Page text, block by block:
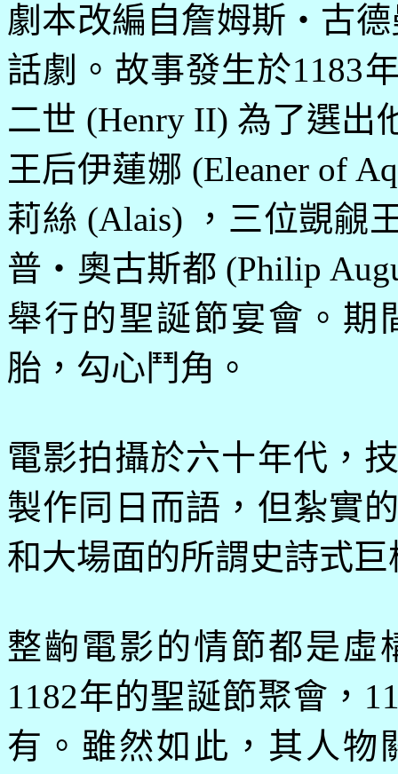
劇本改編自詹姆斯‧古德
話劇。故事發生於1183
二世 (Henry II) 為了選出
王后伊蓮娜 (Eleaner of
莉絲 (Alais)
，三位覬覦
普‧奧古斯都 (Philip
舉行的聖誕節宴會。期
胎，勾心鬥角。
電影拍攝於六十年代，
製作同日而語，但紮實
和大場面的所謂史詩式巨
整齣電影的情節都是虛
1182年的聖誕節聚會，
有。雖然如此，其人物